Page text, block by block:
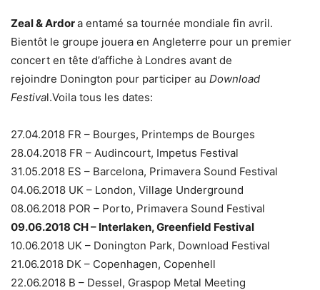
Zeal & Ardora entamé sa tournée mondiale fin avril.
Bientôt le groupe jouera en Angleterre pour un premier
concert en tête d’affiche à Londres avant de
rejoindre Donington pour participer au Download
Festival.Voila tous les dates:
27.04.2018 FR – Bourges, Printemps de Bourges
28.04.2018 FR – Audincourt, Impetus Festival
31.05.2018 ES – Barcelona, Primavera Sound Festival
04.06.2018 UK – London, Village Underground
08.06.2018 POR – Porto, Primavera Sound Festival
09.06.2018 CH – Interlaken, Greenfield Festival
10.06.2018 UK – Donington Park, Download Festival
21.06.2018 DK – Copenhagen, Copenhell
22.06.2018 B – Dessel, Graspop Metal Meeting